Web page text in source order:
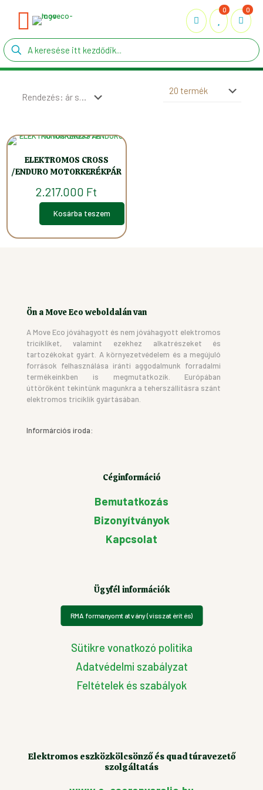
0 0
ELEKTROMOS CROSS
/ENDURO MOTORKERÉKPÁR
2.217.000 Ft
Kosárba teszem
Ön a Move Eco weboldalán van
A Move Eco jóváhagyott és nem jóváhagyott elektromos
tricikliket, valamint ezekhez alkatrészeket és
tartozékokat gyárt. A környezetvédelem és a megújuló
források felhasználása iránti aggodalmunk forradalmi
termékeinkben is megmutatkozik. Európában
úttörőként tekintünk magunkra a teherszállításra szánt
elektromos triciklik gyártásában.
Informárciós iroda:
Céginformáció
Bemutatkozás
Bizonyítványok
Kapcsolat
Ügyfél információk
RMA formanyomtatvány (visszatérítés)
Sütikre vonatkozó politika
Adatvédelmi szabályzat
Feltételek és szabályok
Elektromos eszközkölcsönző és quad túravezető
szolgáltatás